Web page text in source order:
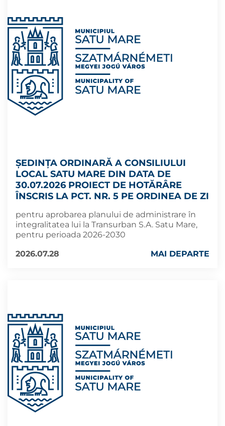
ȘEDINȚA ORDINARĂ A CONSILIULUI
LOCAL SATU MARE DIN DATA DE
30.07.2026 PROIECT DE HOTĂRÂRE
ÎNSCRIS LA PCT. NR. 5 PE ORDINEA DE ZI
pentru aprobarea planului de administrare în
integralitatea lui la Transurban S.A. Satu Mare,
pentru perioada 2026-2030
2026.07.28
MAI DEPARTE